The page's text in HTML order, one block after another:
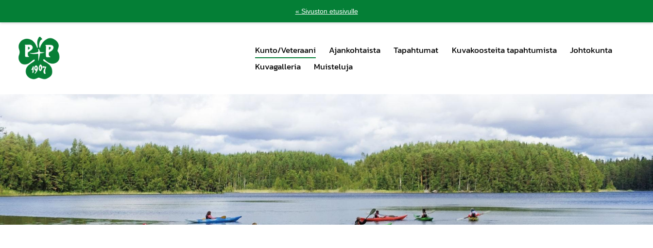
sivun
sisältöön
« Sivuston etusivulle
Porin Pyrintö ry
Kunto/Veteraani Ajankohtaista Tapahtumat Kuvakoosteita tapahtumista
Johtokunta
Kuvagalleria
Muisteluja